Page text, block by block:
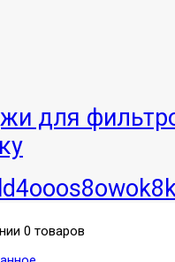
для
0 товаров